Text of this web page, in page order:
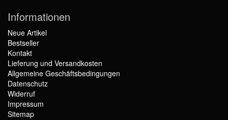
Informationen
Neue Artikel
Bestseller
Kontakt
Lieferung und Versandkosten
Allgemeine Geschäftsbedingungen
Datenschutz
Widerruf
Impressum
Sitemap